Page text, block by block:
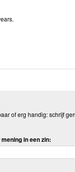
of erg handig: schrijf
in een zin: